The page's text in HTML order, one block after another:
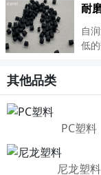
受
和
耐
自
低
其他品类
PC塑料
尼龙塑料